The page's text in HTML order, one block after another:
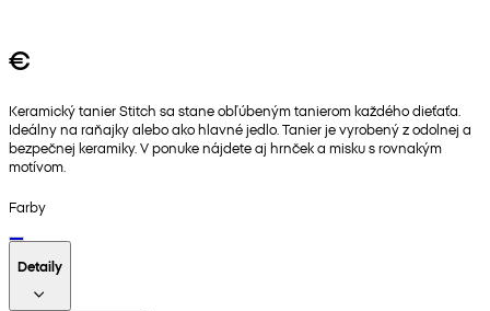
€
Keramický tanier Stitch sa stane obľúbeným tanierom každého dieťaťa.
Ideálny na raňajky alebo ako hlavné jedlo. Tanier je vyrobený z odolnej a
bezpečnej keramiky. V ponuke nájdete aj hrnček a misku s rovnakým
motívom.
Farby
Detaily